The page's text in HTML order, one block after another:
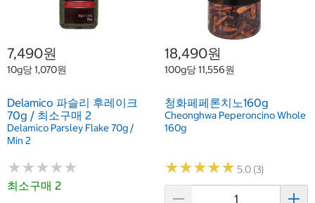
7,490원
10g당 1,070원
Delamico 파슬리 후레이크
70g / 최소구매 2
Delamico Parsley Flake 70g /
Min 2
★★★★★
★★★★★
최소구매 2
18,490원
100g당 11,556원
청화페페론치노160g
Cheonghwa Peperoncino Whole
160g
★★★★★
★★★★★ 5.0 (3)